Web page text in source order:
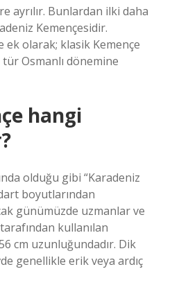
ayrılır. Bunlardan ilki daha
Kemençesidir.
ek olarak; klasik Kemençe
Osmanlı dönemine
hangi
olduğu gibi “Karadeniz
boyutlarından
günümüzde uzmanlar ve
kullanılan
cm uzunluğundadır. Dik
genellikle erik veya ardıç